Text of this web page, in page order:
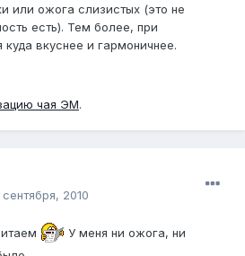
или ожога слизистых (это не
есть). Тем более, при
куда вкуснее и гармоничнее.
чая ЭМ.
сентября, 2010
У меня ни ожога, ни